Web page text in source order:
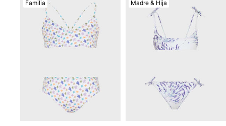
Ver todo Bañadores
Pret-a-porter
Polos
Jersey y cárdigan
Chaquetas y Abrigos
Pantalones
Familia Madre & Hija